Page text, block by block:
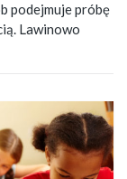
podejmuje próbę
Lawinowo